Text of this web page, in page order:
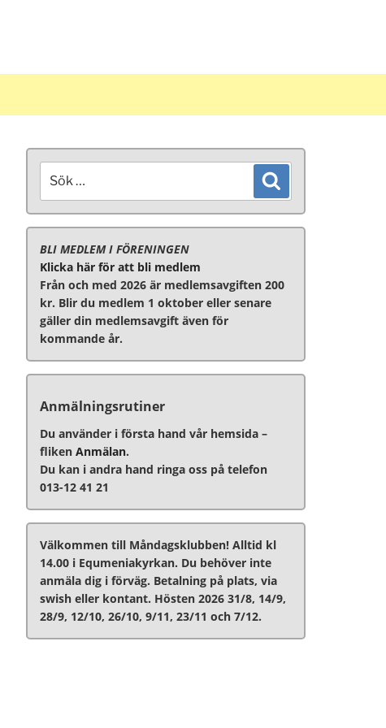
efter:
BLI MEDLEM I FÖRENINGEN
Klicka här för att bli medlem
Från och med 2026 är medlemsavgiften 200
kr. Blir du medlem 1 oktober eller senare
gäller din medlemsavgift även för
kommande år.
Anmälningsrutiner
Du använder i första hand vår hemsida –
fliken Anmälan.
Du kan i andra hand ringa oss på telefon
013-12 41 21
Välkommen till Måndagsklubben! Alltid kl
14.00 i Equmeniakyrkan. Du behöver inte
anmäla dig i förväg. Betalning på plats, via
swish eller kontant. Hösten 2026 31/8, 14/9,
28/9, 12/10, 26/10, 9/11, 23/11 och 7/12.